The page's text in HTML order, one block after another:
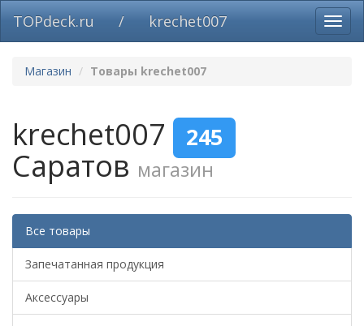
TOPdeck.ru / krechet007
Магазин Товары krechet007
krechet007 245
Саратов магазин
Все товары
Запечатанная продукция
Аксессуары